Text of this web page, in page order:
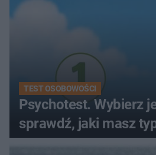
TEST OSOBOWOŚCI
Psychotest. Wybierz
sprawdź, jaki masz